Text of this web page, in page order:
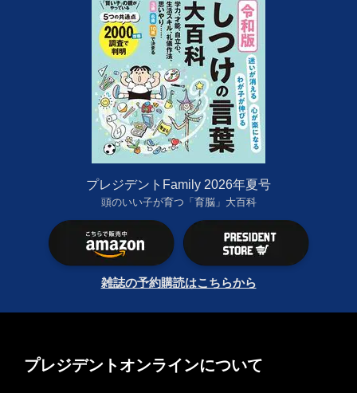
プレジデントFamily 2026年夏号
頭のいい子が育つ「育脳」大百科
雑誌の予約購読はこちらから
プレジデントオンラインについて